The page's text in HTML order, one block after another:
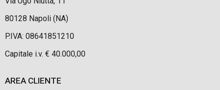
80128 Napoli (NA)
P.IVA: 08641851210
Capitale i.v. € 40.000,00
AREA CLIENTE